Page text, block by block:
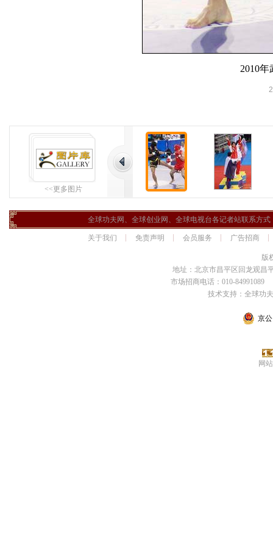
2010
<<更多图片
全球功夫网、全球创业网、全球电视台各记者站联系方式
关于我们 免责声明 会员服务 广告招商
版
地址：北京市昌平区回龙观昌
市场招商电话：010-84991089
技术支持：全球
京公
网